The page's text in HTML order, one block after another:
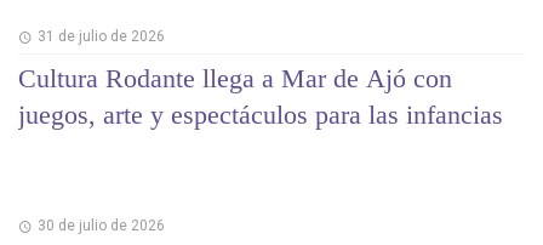
31 de julio de 2026
Cultura Rodante llega a Mar de Ajó con
juegos, arte y espectáculos para las infancias
30 de julio de 2026